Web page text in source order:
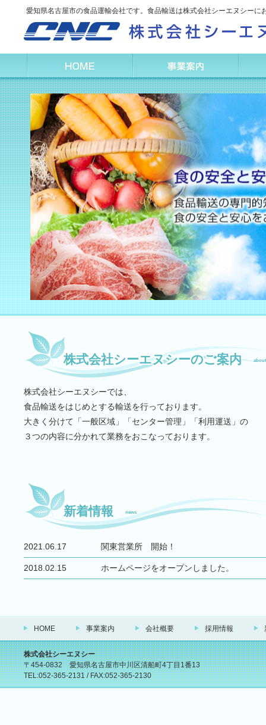
愛知県名古屋市の食品運輸会社です。食品輸送は株式会社シーエヌシーに
株式会社シーエヌシーのご案内 about
株式会社シーエヌシーでは、
食品輸送をはじめとする輸送を行っております。
大きく分けて「一般区域」「センター管理」「利用運送」の
３つの内容に分かれて業務をおこなっております。
新着情報 news
2021.06.17 関東営業所 開始！
2018.02.15 ホームページをオープンしました。
HOME 事業案内 会社概要 採用情報
株式会社シーエヌシー
〒454-0832 愛知県名古屋市中川区清船町4丁目1番13
TEL:052-365-2131 / FAX:052-365-2130